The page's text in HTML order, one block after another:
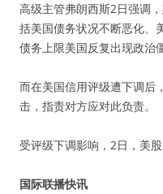
高级主管弗朗西斯2日强调
括美国债务状况不断恶化、
债务上限美国反复出现政治
而在美国信用评级遭下调后
击，指责对方应对此负责。
受评级下调影响，2日，美股
国际联播快讯